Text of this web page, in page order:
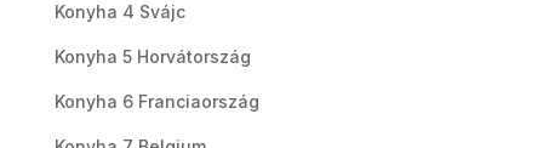
Konyha 4 Svájc
Konyha 5 Horvátország
Konyha 6 Franciaország